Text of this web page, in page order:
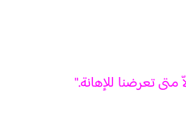
تعرضنا للإهانة."